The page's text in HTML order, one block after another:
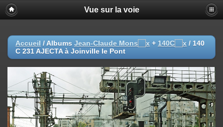
Vue sur la voie
Accueil / Albums Jean-Claude Mons + 140C / 140
C 231 AJECTA à Joinville le Pont